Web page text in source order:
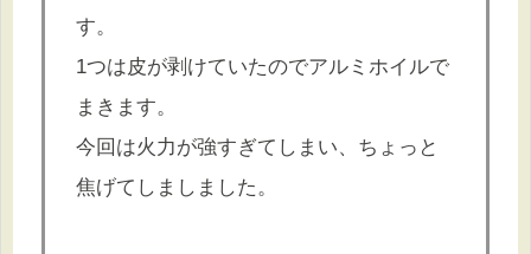
す。
1つは皮が剥けていたのでアルミホイルで
まきます。
今回は火力が強すぎてしまい、ちょっと
焦げてしましました。